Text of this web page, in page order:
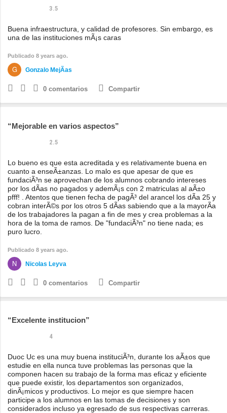
3.5
Buena infraestructura, y calidad de profesores. Sin embargo, es
una de las instituciones mÃ¡s caras
Publicado 8 years ago.
Gonzalo MejÃ­as
0 comentarios Compartir
Mejorable en varios aspectos
2.5
Lo bueno es que esta acreditada y es relativamente buena en
cuanto a enseÃ±anzas. Lo malo es que apesar de que es
fundaciÃ³n se aprovechan de los alumnos cobrando intereses
por los dÃ­as no pagados y ademÃ¡s con 2 matriculas al aÃ±o
pfff! . Atentos que tienen fecha de pagÃ³ del arancel los dÃ­a 25 y
cobran interÃ©s por los otros 5 dÃ­as sabiendo que a la mayorÃ­a
de los trabajadores la pagan a fin de mes y crea problemas a la
hora de la toma de ramos. De "fundaciÃ³n" no tiene nada; es
puro lucro.
Publicado 8 years ago.
Nicolas Leyva
0 comentarios Compartir
Excelente institucion
4
Duoc Uc es una muy buena instituciÃ³n, durante los aÃ±os que
estudie en ella nunca tuve problemas las personas que la
componen hacen su trabajo de la forma mas eficaz y eficiente
que puede existir, los departamentos son organizados,
dinÃ¡micos y productivos. Lo mejor es que siempre hacen
participe a los alumnos en las tomas de decisiones y son
considerados incluso ya egresado de sus respectivas carreras.